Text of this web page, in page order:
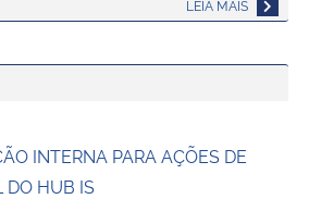
LEIA MAIS
INTERNA PARA AÇÕES DE
DO HUB IS